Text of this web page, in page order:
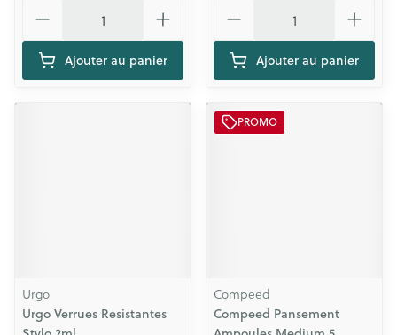
Ajouter au panier Ajouter au panier
Urgo
Urgo Verrues Resistantes
PROMO
Compeed
Compeed Pansement